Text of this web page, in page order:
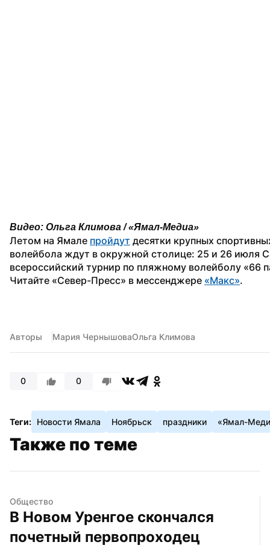
Видео: Ольга Климова / «Ямал-Медиа»
Летом на Ямале пройдут десятки крупных
волейбола ждут в окружной столице: 25 и 26 июля
всероссийский турнир по пляжному волейболу «66
Читайте «Север-Пресс» в мессенджере «Макс».
Авторы Мария ЧернышоваОльга Климова
0 0
Теги: Новости Ямала Ноябрьск праздники «Ямал-
Также по теме
Общество
В Новом Уренгое скончался
почетный первопроходец